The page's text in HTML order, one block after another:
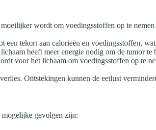
wordt om voedingsstoffen op te
tekort aan calorieën en voedingsstoffen,
heeft meer energie nodig om de tumor
voor het lichaam om voedingsstoffen op te
Ontstekingen kunnen de eetlust
mogelijke gevolgen zijn: